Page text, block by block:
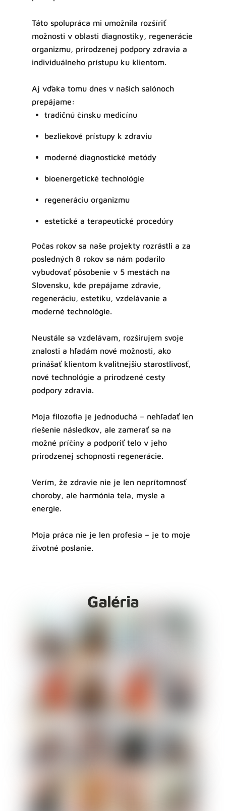
Táto spolupráca mi umožnila rozšíriť
možnosti v oblasti diagnostiky, regenerácie
organizmu, prirodzenej podpory zdravia a
individuálneho prístupu ku klientom.
Aj vďaka tomu dnes v našich salónoch
prepájame:
tradičnú čínsku medicínu
bezliekové prístupy k zdraviu
moderné diagnostické metódy
bioenergetické technológie
regeneráciu organizmu
estetické a terapeutické procedúry
Počas rokov sa naše projekty rozrástli a za
posledných 8 rokov sa nám podarilo
vybudovať pôsobenie v 5 mestách na
Slovensku, kde prepájame zdravie,
regeneráciu, estetiku, vzdelávanie a
moderné technológie.
Neustále sa vzdelávam, rozširujem svoje
znalosti a hľadám nové možnosti, ako
prinášať klientom kvalitnejšiu starostlivosť,
nové technológie a prirodzené cesty
podpory zdravia.
Moja filozofia je jednoduchá – nehľadať len
riešenie následkov, ale zamerať sa na
možné príčiny a podporiť telo v jeho
prirodzenej schopnosti regenerácie.
Verím, že zdravie nie je len neprítomnosť
choroby, ale harmónia tela, mysle a
energie.
Moja práca nie je len profesia – je to moje
životné poslanie.
Galéria